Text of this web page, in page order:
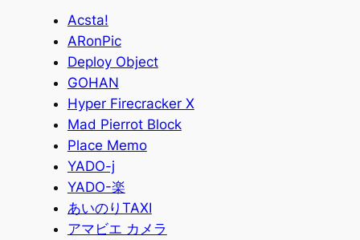
Acsta!
ARonPic
Deploy Object
GOHAN
Hyper Firecracker X
Mad Pierrot Block
Place Memo
YADO-j
YADO-楽
あいのりTAXI
アマビエ カメラ